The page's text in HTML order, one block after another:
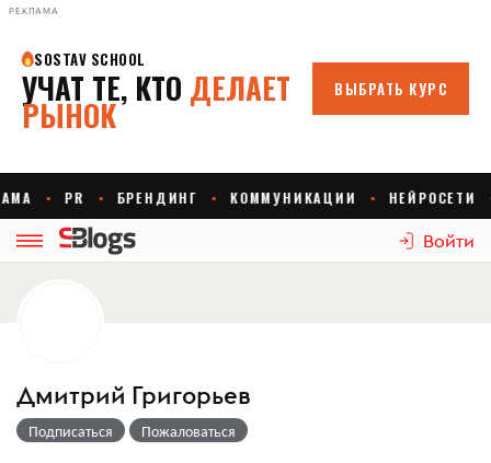
РЕКЛАМА
Войти
Дмитрий Григорьев
Подписаться Пожаловаться